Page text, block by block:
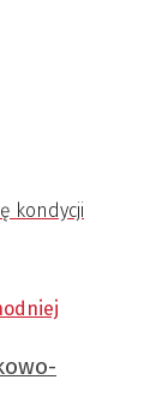
kondycji